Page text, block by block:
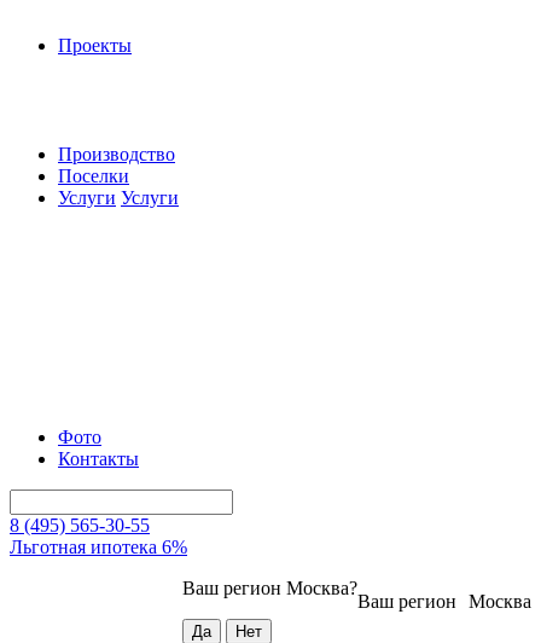
Проекты
Производство
Поселки
Услуги Услуги
Фото
Контакты
8 (495) 565-30-55
Льготная ипотека 6%
Москва
Ваш регион
Ваш регион Москва?